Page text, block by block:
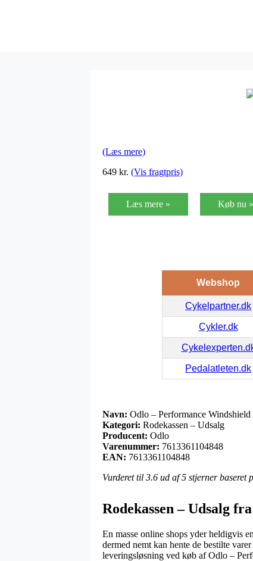
(Læs mere)
649 kr. (Vis fragtpris)
Læs mere » Køb nu »
Webshop
Cykelpartner.dk
Cykler.dk
Pedalatleten.dk
Navn: Odlo – Performance
Kategori: Rodekassen – Udsalg
Producent: Odlo
Varenummer: 7613361104848
EAN: 7613361104848
Vurderet til 3.6 ud af 5 stjerner baseret
Rodekassen – Udsalg
En masse online shops yder heldigvis
dermed nemt kan hente de bestilte
leveringsløsning ved køb af Odlo –